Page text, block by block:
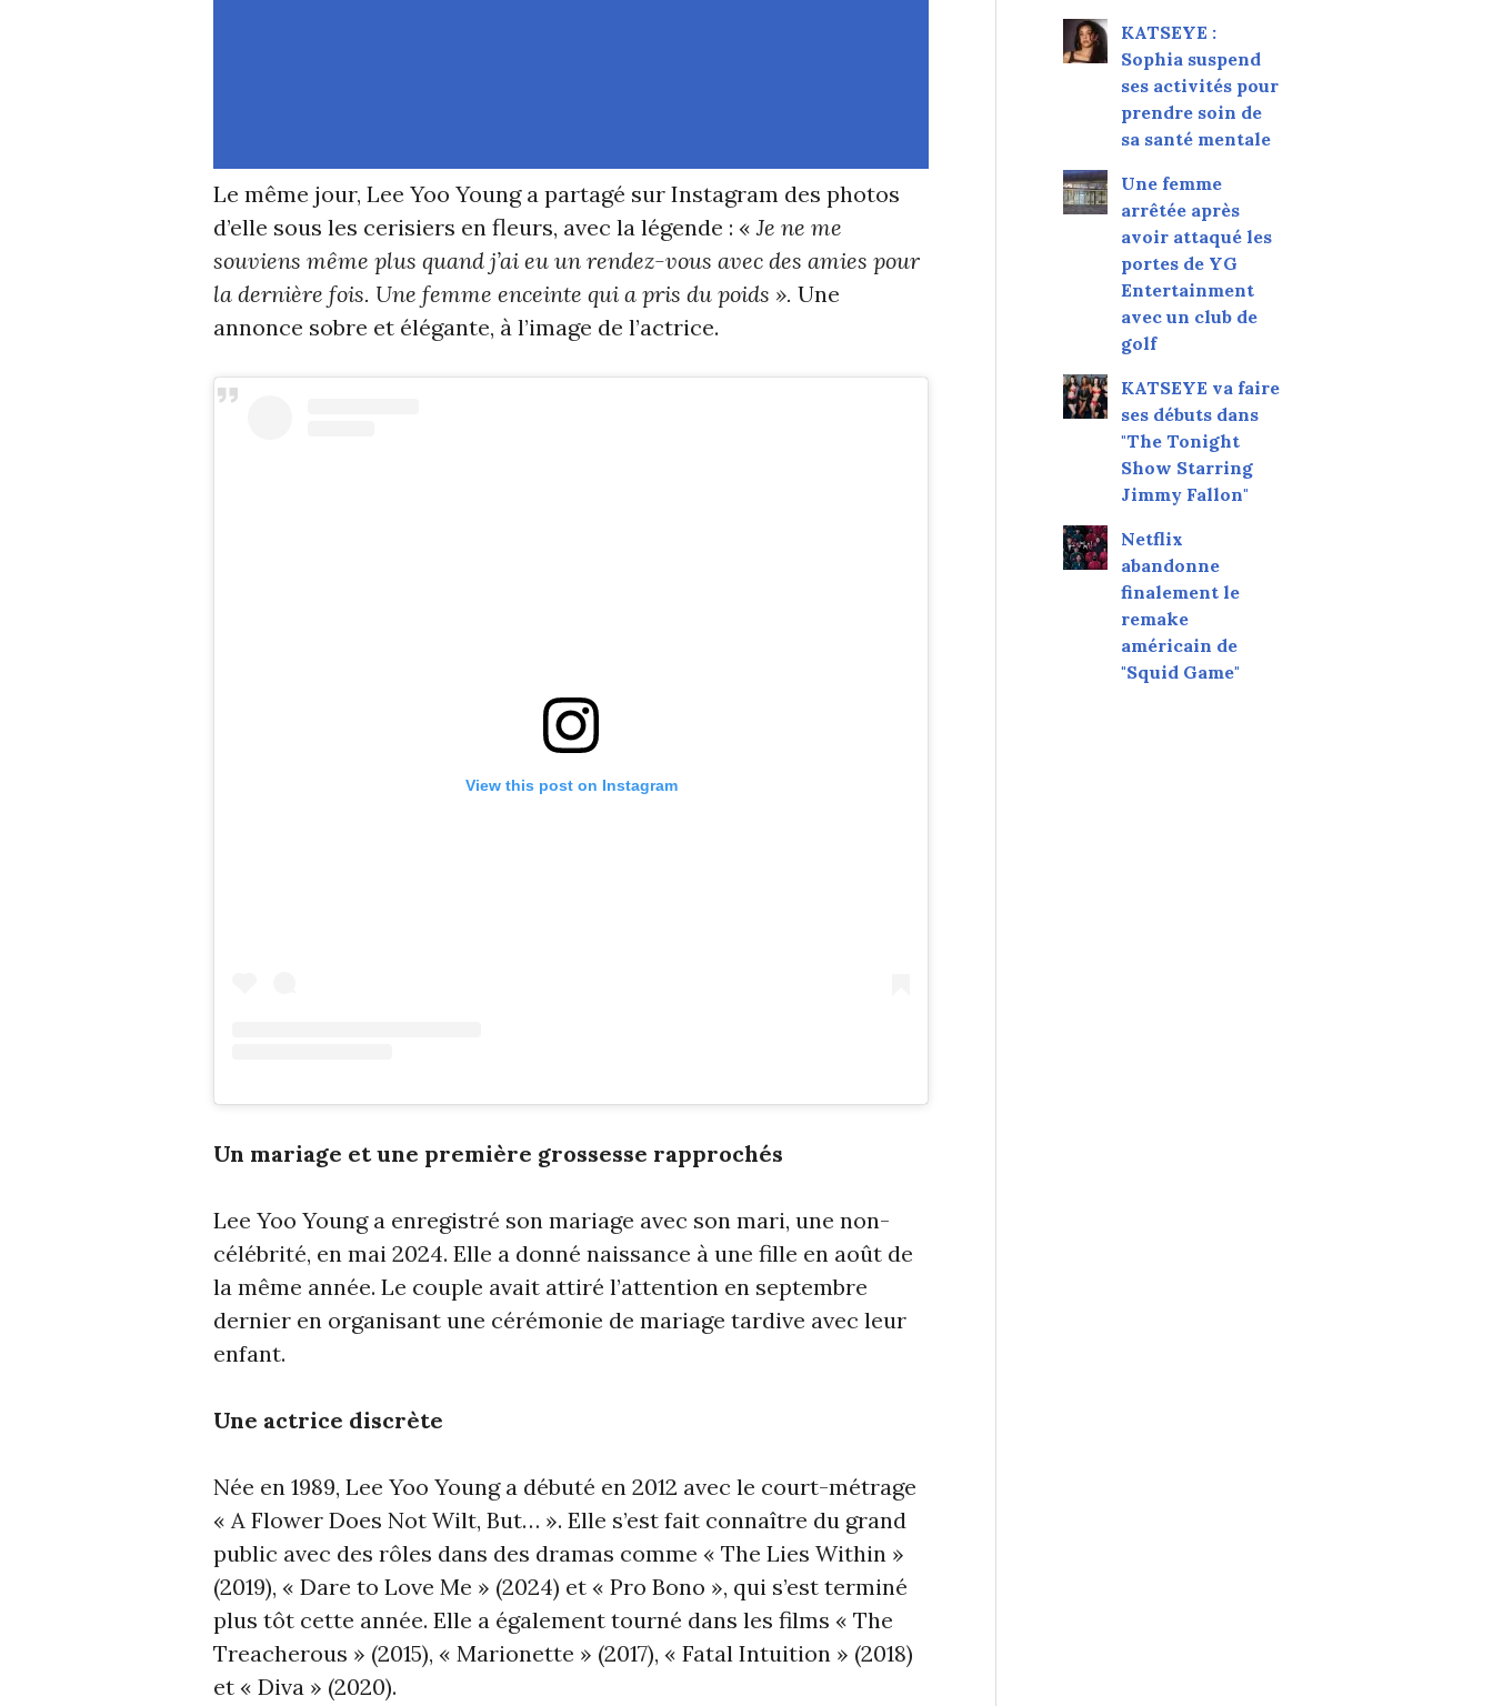
Le même jour, Lee Yoo Young a partagé sur Instagram des photos
d’elle sous les cerisiers en fleurs, avec la légende : «Je ne me
souviens même plus quand j’ai eu un rendez-vous avec des amies pour
la dernière fois. Une femme enceinte qui a pris du poids ». Une
annonce sobre et élégante, à l’image de l’actrice.
View this post on Instagram
Un mariage et une première grossesse rapprochés
Lee Yoo Young a enregistré son mariage avec son mari, une non-
célébrité, en mai 2024. Elle a donné naissance à une fille en août de
la même année. Le couple avait attiré l’attention en septembre
dernier en organisant une cérémonie de mariage tardive avec leur
enfant.
Une actrice discrète
Née en 1989, Lee Yoo Young a débuté en 2012 avec le court-métrage
« A Flower Does Not Wilt, But… ». Elle s’est fait connaître du grand
public avec des rôles dans des dramas comme « The Lies Within »
(2019), « Dare to Love Me » (2024) et « Pro Bono », qui s’est terminé
plus tôt cette année. Elle a également tourné dans les films « The
Treacherous » (2015), « Marionette » (2017), « Fatal Intuition » (2018)
et « Diva » (2020).
KATSEYE :
Sophia suspend
ses activités pour
prendre soin de
sa santé mentale
Une femme
arrêtée après
avoir attaqué les
portes de YG
Entertainment
avec un club de
golf
KATSEYE va faire
ses débuts dans
"The Tonight
Show Starring
Jimmy Fallon"
Netflix
abandonne
finalement le
remake
américain de
"Squid Game"